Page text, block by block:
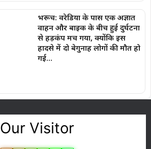
भरूच: वरेडिया के पास एक अज्ञात
वाहन और बाइक के बीच हुई दुर्घटना
से हड़कंप मच गया, क्योंकि इस
हादसे में दो बेगुनाह लोगों की मौत हो
गई…
Our Visitor